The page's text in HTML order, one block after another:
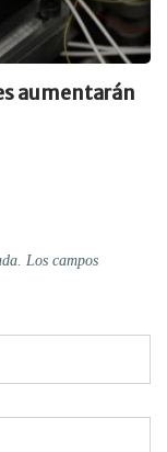
aumentarán
Los campos